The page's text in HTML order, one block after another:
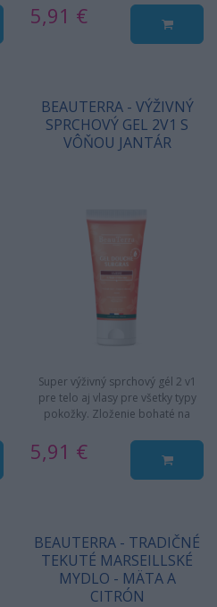
5,91 €
BEAUTERRA - VÝŽIVNÝ
SPRCHOVÝ GEL 2V1 S
VÔŇOU JANTÁR
Super výživný sprchový gél 2 v1
pre telo aj vlasy pre všetky typy
pokožky. Zloženie bohaté na
5,91 €
BEAUTERRA - TRADIČNÉ
TEKUTÉ MARSEILLSKÉ
MYDLO - MÄTA A
CITRÓN